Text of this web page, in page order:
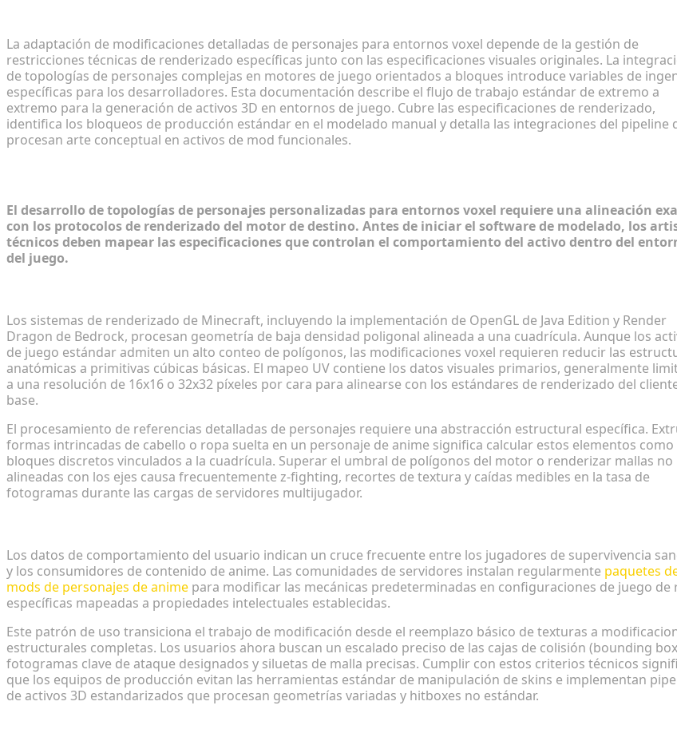
La adaptación de modificaciones detalladas de personajes para entornos voxel depende de la gestión de
restricciones técnicas de renderizado específicas junto con las especificaciones visuales originales. La
de topologías de personajes complejas en motores de juego orientados a bloques introduce variables de
específicas para los desarrolladores. Esta documentación describe el flujo de trabajo estándar de extremo a
extremo para la generación de activos 3D en entornos de juego. Cubre las especificaciones de renderizado,
identifica los bloqueos de producción estándar en el modelado manual y detalla las integraciones del pipeline
procesan arte conceptual en activos de mod funcionales.
El desarrollo de topologías de personajes personalizadas para entornos voxel requiere una alineación
con los protocolos de renderizado del motor de destino. Antes de iniciar el software de modelado, los
técnicos deben mapear las especificaciones que controlan el comportamiento del activo dentro del
del juego.
Los sistemas de renderizado de Minecraft, incluyendo la implementación de OpenGL de Java Edition y Render
Dragon de Bedrock, procesan geometría de baja densidad poligonal alineada a una cuadrícula. Aunque los
de juego estándar admiten un alto conteo de polígonos, las modificaciones voxel requieren reducir las
anatómicas a primitivas cúbicas básicas. El mapeo UV contiene los datos visuales primarios, generalmente
a una resolución de 16x16 o 32x32 píxeles por cara para alinearse con los estándares de renderizado del
base.
El procesamiento de referencias detalladas de personajes requiere una abstracción estructural específica.
formas intrincadas de cabello o ropa suelta en un personaje de anime significa calcular estos elementos como
bloques discretos vinculados a la cuadrícula. Superar el umbral de polígonos del motor o renderizar mallas no
alineadas con los ejes causa frecuentemente z-fighting, recortes de textura y caídas medibles en la tasa de
fotogramas durante las cargas de servidores multijugador.
Los datos de comportamiento del usuario indican un cruce frecuente entre los jugadores de supervivencia
y los consumidores de contenido de anime. Las comunidades de servidores instalan regularmente paquetes
mods de personajes de anime para modificar las mecánicas predeterminadas en configuraciones de juego de
específicas mapeadas a propiedades intelectuales establecidas.
Este patrón de uso transiciona el trabajo de modificación desde el reemplazo básico de texturas a
estructurales completas. Los usuarios ahora buscan un escalado preciso de las cajas de colisión (bounding
fotogramas clave de ataque designados y siluetas de malla precisas. Cumplir con estos criterios técnicos
que los equipos de producción evitan las herramientas estándar de manipulación de skins e implementan
de activos 3D estandarizados que procesan geometrías variadas y hitboxes no estándar.